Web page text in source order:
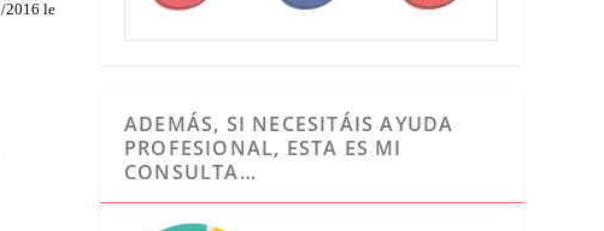
2016 le
ADEMÁS, SI NECESITÁIS AYUDA
PROFESIONAL, ESTA ES MI
CONSULTA…